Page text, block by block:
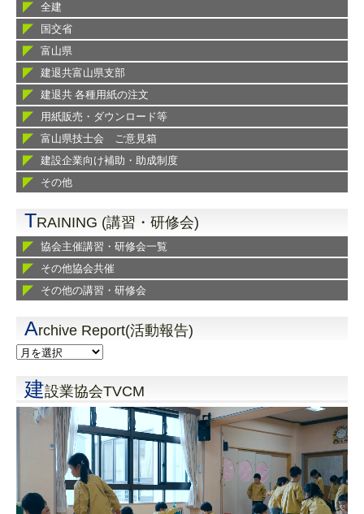
全建
国交省
富山県
建退共富山県支部
建退共 各種用紙の注文
用紙販売・ダウンロード等
富山県技士会 ご意見箱
建設企業向け補助・助成制度
その他
TRAINING (講習・研修会)
協会主催講習・研修会一覧
その他協会共催
その他の講習・研修会
Archive Report(活動報告)
建設業協会TVCM